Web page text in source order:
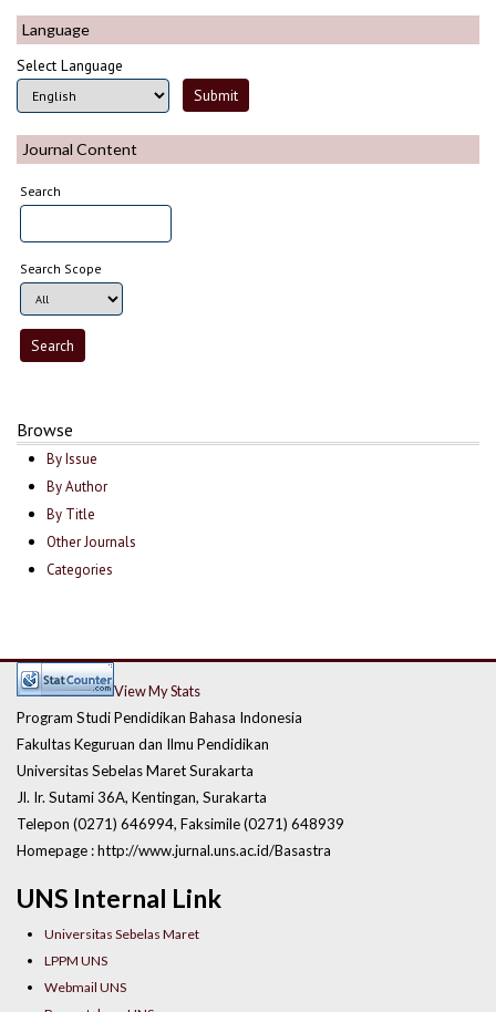
Language
Select Language
Journal Content
Search
Search Scope
Browse
By Issue
By Author
By Title
Other Journals
Categories
UNS Internal Link
Universitas Sebelas Maret
LPPM UNS
Webmail UNS
View My Stats
Program Studi Pendidikan Bahasa Indonesia
Fakultas Keguruan dan Ilmu Pendidikan
Universitas Sebelas Maret Surakarta
Jl. Ir. Sutami 36A, Kentingan, Surakarta
Telepon (0271) 646994, Faksimile (0271) 648939
Homepage : http://www.jurnal.uns.ac.id/Basastra